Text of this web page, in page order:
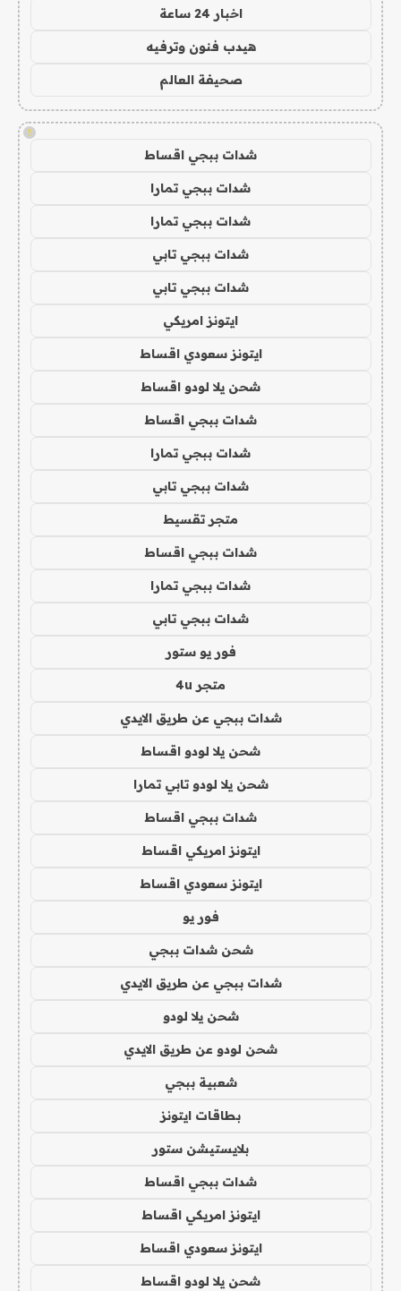
اخبار 24 ساعة
هيدب فنون وترفيه
صحيفة العالم
!
شدات ببجي اقساط
شدات ببجي تمارا
شدات ببجي تمارا
شدات ببجي تابي
شدات ببجي تابي
ايتونز امريكي
ايتونز سعودي اقساط
شحن يلا لودو اقساط
شدات ببجي اقساط
شدات ببجي تمارا
شدات ببجي تابي
متجر تقسيط
شدات ببجي اقساط
شدات ببجي تمارا
شدات ببجي تابي
فور يو ستور
متجر 4u
شدات ببجي عن طريق الايدي
شحن يلا لودو اقساط
شحن يلا لودو تابي تمارا
شدات ببجي اقساط
ايتونز امريكي اقساط
ايتونز سعودي اقساط
فور يو
شحن شدات ببجي
شدات ببجي عن طريق الايدي
شحن يلا لودو
شحن لودو عن طريق الايدي
شعبية ببجي
بطاقات ايتونز
بلايستيشن ستور
شدات ببجي اقساط
ايتونز امريكي اقساط
ايتونز سعودي اقساط
شحن يلا لودو اقساط